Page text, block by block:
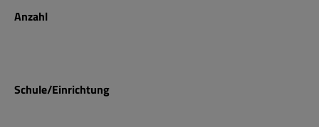
Anzahl
Schule/Einrichtung